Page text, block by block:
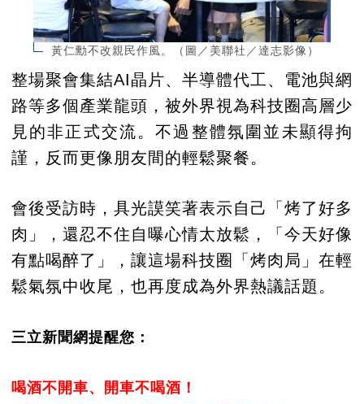
黃仁勳不改親民作風。（圖／美聯社／達志影像）
整場聚會集結AI晶片、半導體代工、電池與網
路等多個產業龍頭，被外界視為科技圈高層少
見的非正式交流。不過整體氛圍並未顯得拘
謹，反而更像朋友間的輕鬆聚餐。
會後受訪時，具光謨笑著表示自己「烤了好多
肉」，還忍不住自曝心情太放鬆，「今天好像
有點喝醉了」，讓這場科技圈「烤肉局」在輕
鬆氣氛中收尾，也再度成為外界熱議話題。
三立新聞網提醒您：
喝酒不開車、開車不喝酒！